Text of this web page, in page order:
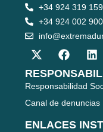
+34 924 319 159
+34 924 002 900
Responsabilidad
Canal de denuncias
ENLACES